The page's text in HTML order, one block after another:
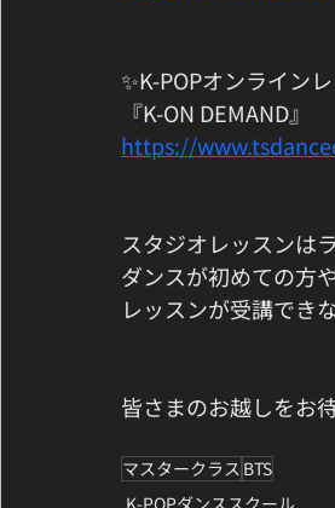
✨K-POPオンライン
『K-ON DEMAND』
https://
スタジオレッスンは
ダンスが初めての方
レッスンが受講でき
皆さまのお越しをお
マスタークラス BTS